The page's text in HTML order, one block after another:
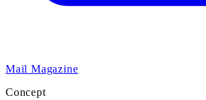
Mail Magazine
Concept